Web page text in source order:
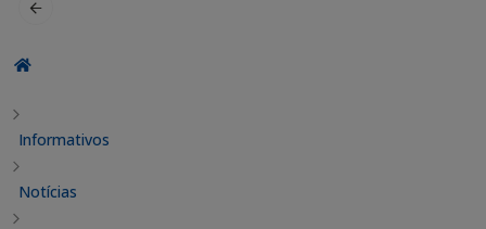
Informativos
Notícias